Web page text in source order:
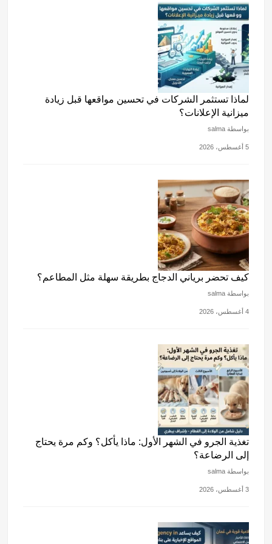
لماذا تستثمر الشركات في تحسين مواقعها قبل زيادة
ميزانية الإعلانات؟
بواسطة salma
5 أغسطس، 2026
كيف تحضر برياني الدجاج بطريقة سهلة مثل المطاعم؟
بواسطة salma
4 أغسطس، 2026
تغذية الجرو في الشهر الأول: ماذا يأكل؟ وكم مرة يحتاج
إلى الرضاعة؟
بواسطة salma
3 أغسطس، 2026